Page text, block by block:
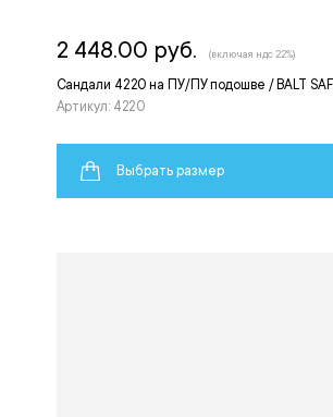
Сандали 4220 на ПУ/ПУ подошве / BALT
Артикул: 4220
2 448.00 руб. (включая ндс 22%)
Выбрать размер